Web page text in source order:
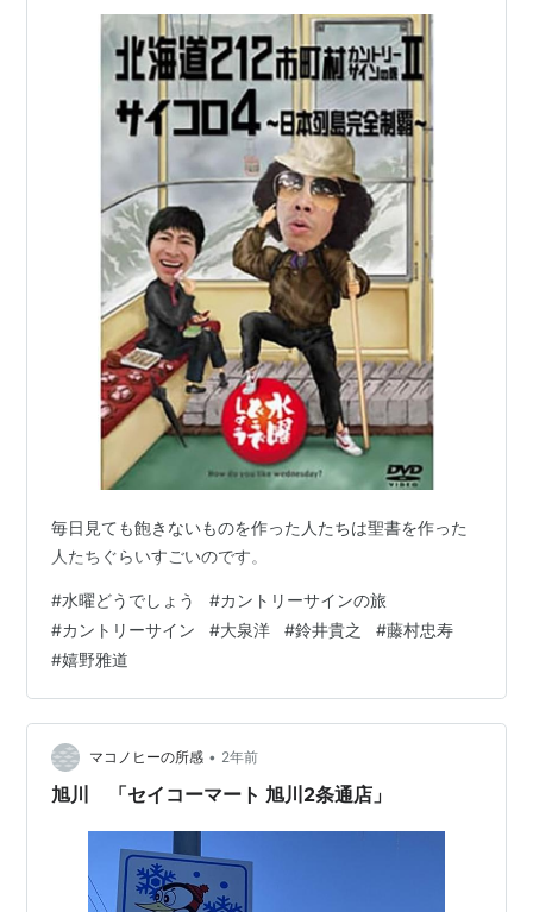
毎日見ても飽きないものを作った人たちは聖書を作った
人たちぐらいすごいのです。
#水曜どうでしょう #カントリーサインの旅
#カントリーサイン #大泉洋 #鈴井貴之 #藤村忠寿
#嬉野雅道
マコノヒーの所感 • 2年前
旭川 「セイコーマート 旭川2条通店」